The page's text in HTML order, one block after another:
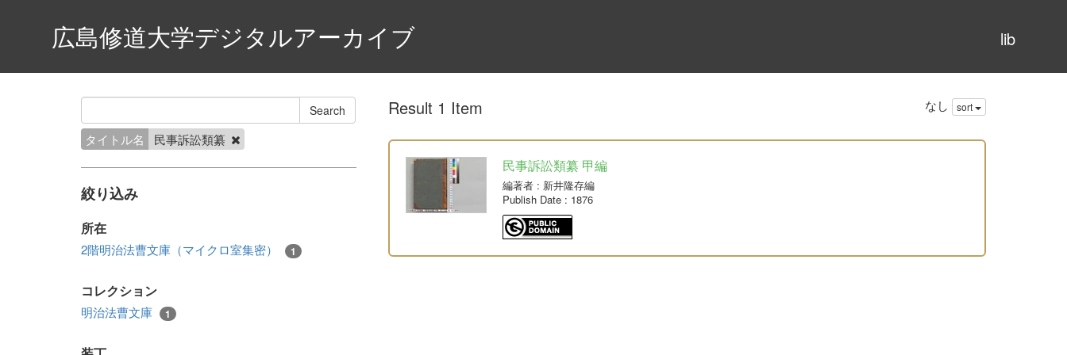
lib
広島修道大学デジタルアーカイブ
タイトル名 民事訴訟類纂
絞り込み
所在
2階明治法曹文庫（マイクロ室集密） 1
コレクション
明治法曹文庫 1
Result 1 Item なし sort
民事訴訟類纂 甲編
編著者: 新井隆存編
Publish Date: 1876